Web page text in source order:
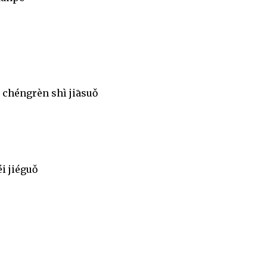
chéngrèn shì jiāsuǒ
jiéguǒ